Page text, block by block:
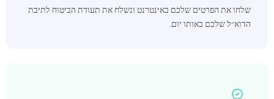
שלחו את הפרטים שלכם באינטרנט ונשלח את תעודת הביטוח לתיבת
הדוא״ל שלכם באותו יום.